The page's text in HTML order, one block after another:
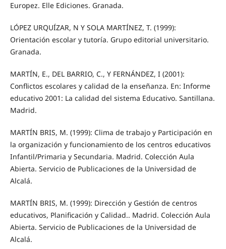
Europez. Elle Ediciones. Granada.
LÓPEZ URQUÍZAR, N Y SOLA MARTÍNEZ, T. (1999):
Orientación escolar y tutoría. Grupo editorial universitario.
Granada.
MARTÍN, E., DEL BARRIO, C., Y FERNÁNDEZ, I (2001):
Conflictos escolares y calidad de la enseñanza. En: Informe
educativo 2001: La calidad del sistema Educativo. Santillana.
Madrid.
MARTÍN BRIS, M. (1999): Clima de trabajo y Participación en
la organización y funcionamiento de los centros educativos
Infantil/Primaria y Secundaria. Madrid. Colección Aula
Abierta. Servicio de Publicaciones de la Universidad de
Alcalá.
MARTÍN BRIS, M. (1999): Dirección y Gestión de centros
educativos, Planificación y Calidad.. Madrid. Colección Aula
Abierta. Servicio de Publicaciones de la Universidad de
Alcalá.